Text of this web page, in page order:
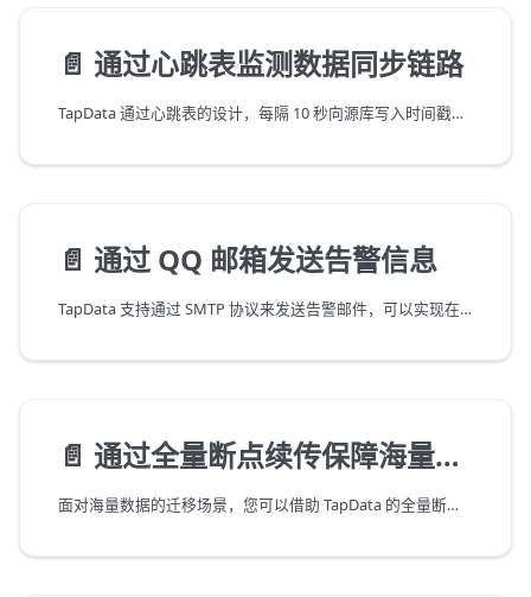
📄️ 通过心跳表监测数据同步链路
TapData 通过心跳表的设计，每隔 10 秒向源库写入时间戳信息，通过检查心跳表中的时间戳信息，我们可以快速判断数据源的活跃性和链路健康状况，从而更好地监测数据同步链路，保障数据同步链路的稳定性和可靠性。
📄️ 通过 QQ 邮箱发送告警信息
TapData 支持通过 SMTP 协议来发送告警邮件，可以实现在用户常用的邮箱中及时接收到异常通知，从而帮助您及时感知运行异常，保障任务运行的稳定性和可靠性。
📄️ 通过全量断点续传保障海量数据迁移
面对海量数据的迁移场景，您可以借助 TapData 的全量断点续传功能，将数据分片并迁移，提高数据迁移的可靠性，保障迁移任务的成功运行。